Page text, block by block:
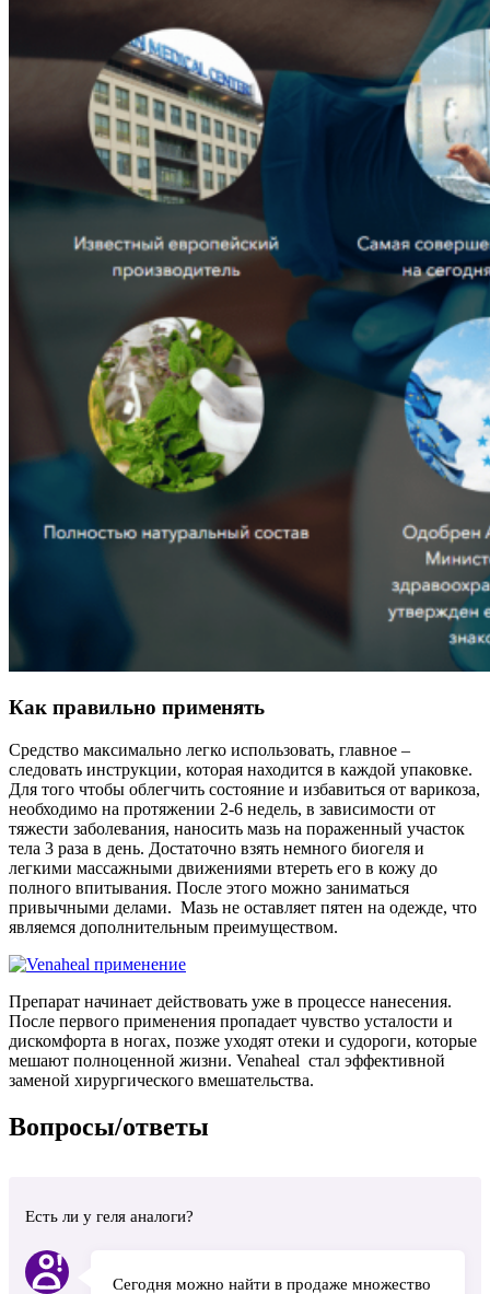
Как правильно применять
Средство максимально легко использовать, главное –
следовать инструкции, которая находится в каждой упаковке.
Для того чтобы облегчить состояние и избавиться от варикоза,
необходимо на протяжении 2-6 недель, в зависимости от
тяжести заболевания, наносить мазь на пораженный участок
тела 3 раза в день. Достаточно взять немного биогеля и
легкими массажными движениями втереть его в кожу до
полного впитывания. После этого можно заниматься
привычными делами. Мазь не оставляет пятен на одежде, что
являемся дополнительным преимуществом.
Препарат начинает действовать уже в процессе нанесения.
После первого применения пропадает чувство усталости и
дискомфорта в ногах, позже уходят отеки и судороги, которые
мешают полноценной жизни. Venaheal стал эффективной
заменой хирургического вмешательства.
Вопросы/ответы
Есть ли у геля аналоги?
Сегодня можно найти в продаже множество